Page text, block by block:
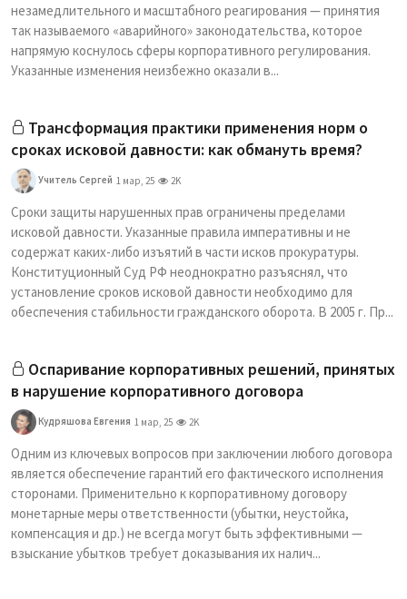
незамедлительного и масштабного реагирования — принятия
так называемого «аварийного» законодательства, которое
напрямую коснулось сферы корпоративного регулирования.
Указанные изменения неизбежно оказали в...
Трансформация практики применения норм о
сроках исковой давности: как обмануть время?
Учитель Сергей 1 мар, 25 2K
Сроки защиты нарушенных прав ограничены пределами
исковой давности. Указанные правила императивны и не
содержат каких-либо изъятий в части исков прокуратуры.
Конституционный Суд РФ неоднократно разъяснял, что
установление сроков исковой давности необходимо для
обеспечения стабильности гражданского оборота. В 2005 г. Пр...
Оспаривание корпоративных решений, принятых
в нарушение корпоративного договора
Кудряшова Евгения 1 мар, 25 2K
Одним из ключевых вопросов при заключении любого договора
является обеспечение гарантий его фактического исполнения
сторонами. Применительно к корпоративному договору
монетарные меры ответственности (убытки, неустойка,
компенсация и др.) не всегда могут быть эффективными —
взыскание убытков требует доказывания их налич...